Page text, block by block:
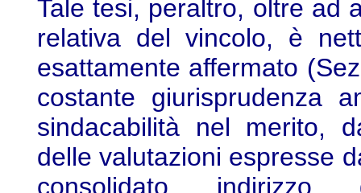
Tale tesi, peraltro, oltre ad
relativa del vincolo, è
esattamente affermato
costante giurisprudenza
sindacabilità nel merito,
delle valutazioni espresse
consolidato indirizzo